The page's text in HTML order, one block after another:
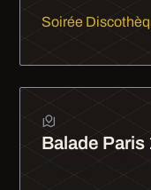
Soirée
Balade Paris